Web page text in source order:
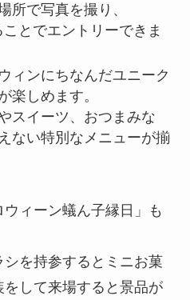
所で写真を撮り、
とでエントリーできま
ィンにちなんだユニーク
楽しめます。
スイーツ、おつまみな
ない特別なメニューが揃
ィーン蟻ん子縁日」も
を持参するとミニお菓
して来場すると景品が